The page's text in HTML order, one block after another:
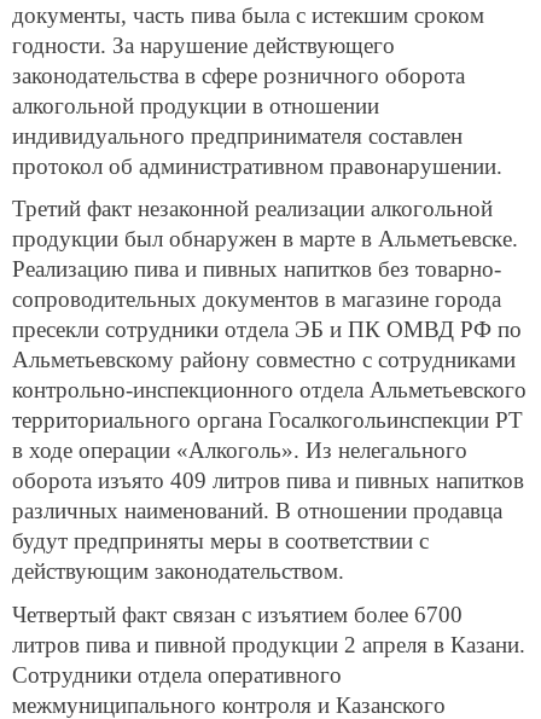
документы, часть пива была с истекшим сроком
годности. За нарушение действующего
законодательства в сфере розничного оборота
алкогольной продукции в отношении
индивидуального предпринимателя составлен
протокол об административном правонарушении.
Третий факт незаконной реализации алкогольной
продукции был обнаружен в марте в Альметьевске.
Реализацию пива и пивных напитков без товарно-
сопроводительных документов в магазине города
пресекли сотрудники отдела ЭБ и ПК ОМВД РФ по
Альметьевскому району совместно с сотрудниками
контрольно-инспекционного отдела Альметьевского
территориального органа Госалкогольинспекции РТ
в ходе операции «Алкоголь». Из нелегального
оборота изъято 409 литров пива и пивных напитков
различных наименований. В отношении продавца
будут предприняты меры в соответствии с
действующим законодательством.
Четвертый факт связан с изъятием более 6700
литров пива и пивной продукции 2 апреля в Казани.
Сотрудники отдела оперативного
межмуниципального контроля и Казанского